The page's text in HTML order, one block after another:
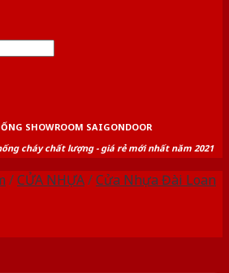
SHOWROOM SAIGONDOOR
cháy chất lượng - giá rẻ mới nhất năm 2021
/CỬA NHỰA/Cửa Nhựa Đài Loan